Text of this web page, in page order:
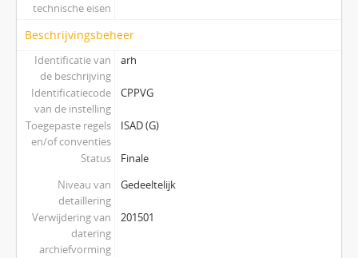
technische eisen
Beschrijvingsbeheer
Identificatie van
de beschrijving
arh
Identificatiecode
van de instelling
CPPVG
Toegepaste regels
en/of conventies
ISAD (G)
Status
Finale
Niveau van
detaillering
Gedeeltelijk
Verwijdering van
datering
archiefvorming
201501